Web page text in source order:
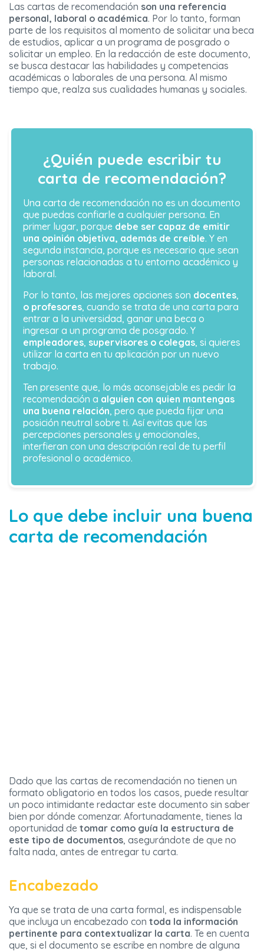
Las cartas de recomendación son una referencia
personal, laboral o académica. Por lo tanto, forman
parte de los requisitos al momento de solicitar una beca
de estudios, aplicar a un programa de posgrado o
solicitar un empleo. En la redacción de este documento,
se busca destacar las habilidades y competencias
académicas o laborales de una persona. Al mismo
tiempo que, realza sus cualidades humanas y sociales.
¿Quién puede escribir tu
carta de recomendación?
Una carta de recomendación no es un documento
que puedas confiarle a cualquier persona. En
primer lugar, porque debe ser capaz de emitir
una opinión objetiva, además de creíble. Y en
segunda instancia, porque es necesario que sean
personas relacionadas a tu entorno académico y
laboral.
Por lo tanto, las mejores opciones son docentes,
o profesores, cuando se trata de una carta para
entrar a la universidad, ganar una beca o
ingresar a un programa de posgrado. Y
empleadores, supervisores o colegas, si quieres
utilizar la carta en tu aplicación por un nuevo
trabajo.
Ten presente que, lo más aconsejable es pedir la
recomendación a alguien con quien mantengas
una buena relación, pero que pueda fijar una
posición neutral sobre ti. Así evitas que las
percepciones personales y emocionales,
interfieran con una descripción real de tu perfil
profesional o académico.
Lo que debe incluir una buena
carta de recomendación
Dado que las cartas de recomendación no tienen un
formato obligatorio en todos los casos, puede resultar
un poco intimidante redactar este documento sin saber
bien por dónde comenzar. Afortunadamente, tienes la
oportunidad de tomar como guía la estructura de
este tipo de documentos, asegurándote de que no
falta nada, antes de entregar tu carta.
Encabezado
Ya que se trata de una carta formal, es indispensable
que incluya un encabezado con toda la información
pertinente para contextualizar la carta. Te en cuenta
que, si el documento se escribe en nombre de alguna